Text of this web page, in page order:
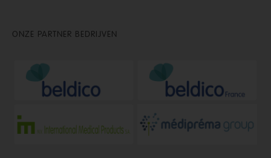
ONZE PARTNER BEDRIJVEN